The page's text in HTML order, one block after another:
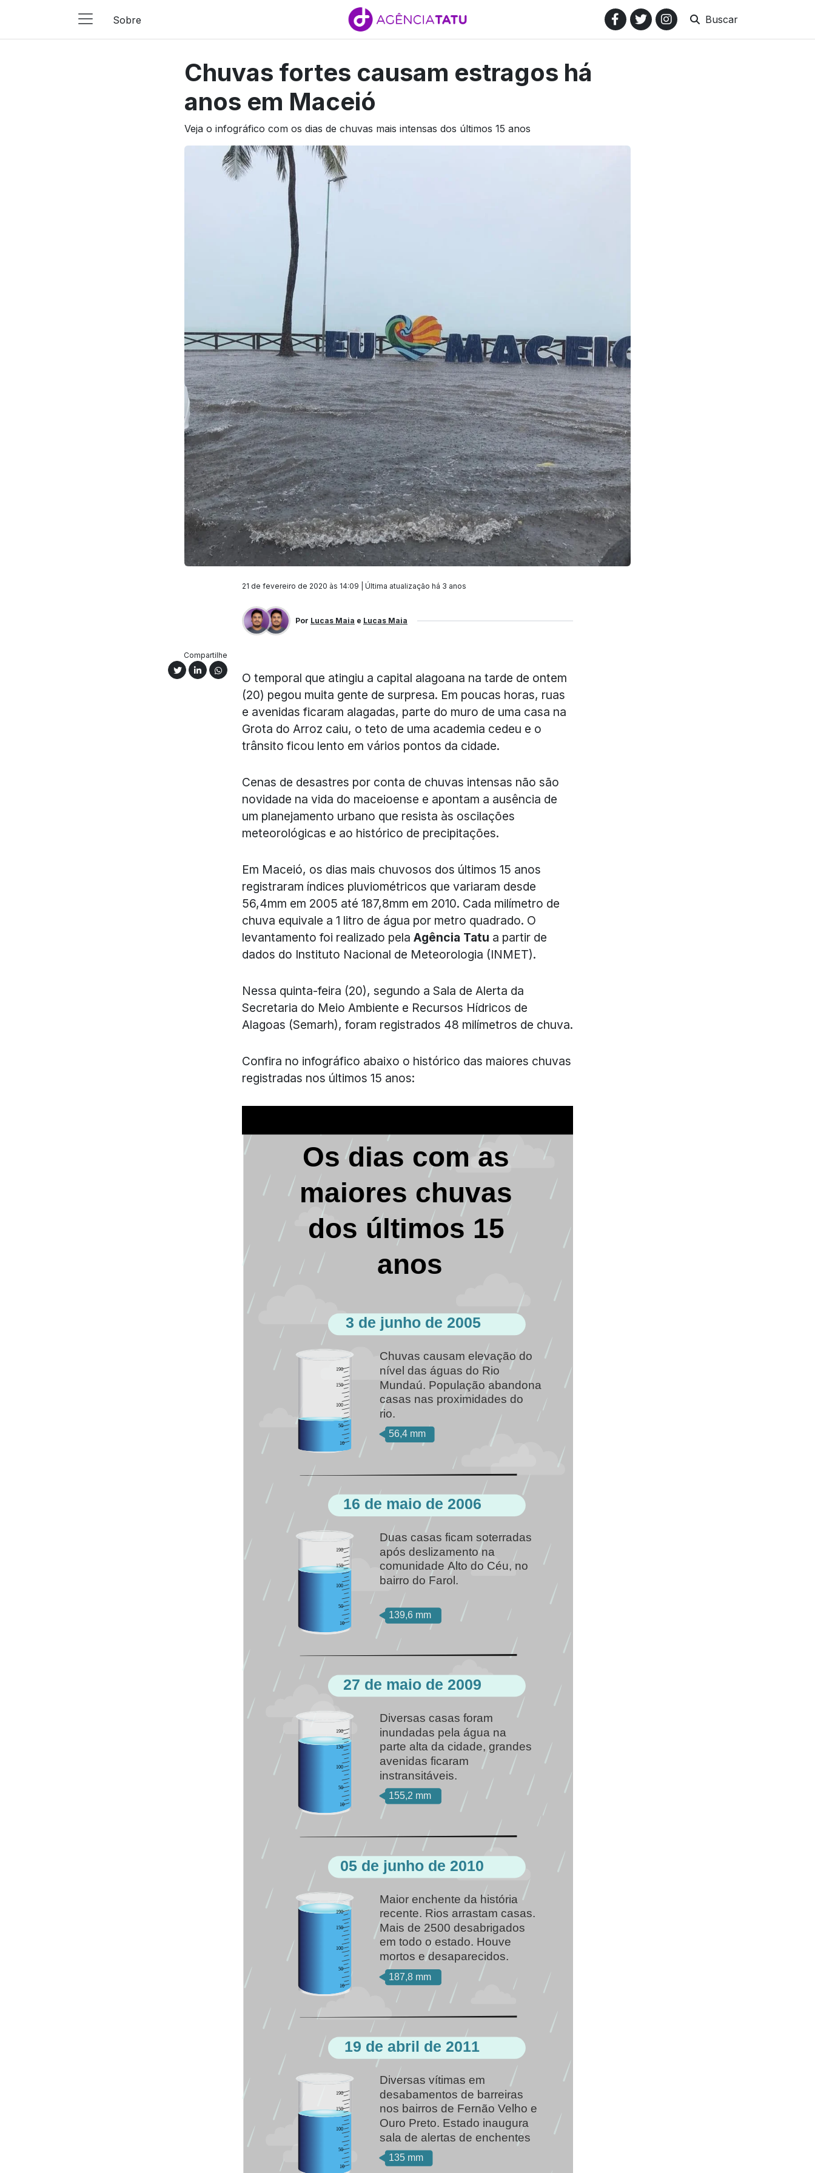
Sobre Buscar
Chuvas fortes causam estragos há
anos em Maceió
Veja o infográfico com os dias de chuvas mais intensas dos últimos 15 anos
21 de fevereiro de 2020 às 14:09 | Última atualização há 3 anos
Por Lucas Maia e Lucas Maia
Compartilhe
O temporal que atingiu a capital alagoana na tarde de ontem
(20) pegou muita gente de surpresa. Em poucas horas, ruas
e avenidas ficaram alagadas, parte do muro de uma casa na
Grota do Arroz caiu, o teto de uma academia cedeu e o
trânsito ficou lento em vários pontos da cidade.
Cenas de desastres por conta de chuvas intensas não são
novidade na vida do maceioense e apontam a ausência de
um planejamento urbano que resista às oscilações
meteorológicas e ao histórico de precipitações.
Em Maceió, os dias mais chuvosos dos últimos 15 anos
registraram índices pluviométricos que variaram desde
56,4mm em 2005 até 187,8mm em 2010. Cada milímetro de
chuva equivale a 1 litro de água por metro quadrado. O
levantamento foi realizado pela Agência Tatu a partir de
dados do Instituto Nacional de Meteorologia (INMET).
Nessa quinta-feira (20), segundo a Sala de Alerta da
Secretaria do Meio Ambiente e Recursos Hídricos de
Alagoas (Semarh), foram registrados 48 milímetros de chuva.
Confira no infográfico abaixo o histórico das maiores chuvas
registradas nos últimos 15 anos:
Duas casas ficam soterradas
após deslizamento na
comunidade Alto do Céu, no
bairro do Farol.
16 de maio de 2006
139,6 mm
10
50
100
150
190
Diversas casas foram
inundadas pela água na
parte alta da cidade, grandes
avenidas ficaram
instransitáveis.
27 de maio de 2009
155,2 mm
10
50
100
150
190
3 de junho de 2005
Chuvas causam elevação do
nível das águas do Rio
Mundaú. População abandona
casas nas proximidades do
rio.
56,4 mm
10
50
100
150
190
Maior enchente da história
recente. Rios arrastam casas.
Mais de 2500 desabrigados
em todo o estado. Houve
mortos e desaparecidos.
05 de junho de 2010
187,8 mm
10
50
100
150
190
Diversas vítimas em
desabamentos de barreiras
nos bairros de Fernão Velho e
Ouro Preto. Estado inaugura
sala de alertas de enchentes
19 de abril de 2011
135 mm
10
50
100
150
190
Os dias com as
maiores chuvas
dos últimos 15
anos